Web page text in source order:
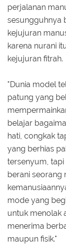
perjalanan
sesungguhnya
kejujuran
karena nurani
kejujuran fitrah.
"Dunia model
patung yang
belajar
hati, congkak
yang berhias
tersenyum, tapi
berani seorang
mode yang
untuk menolak
menerima
maupun fisik."